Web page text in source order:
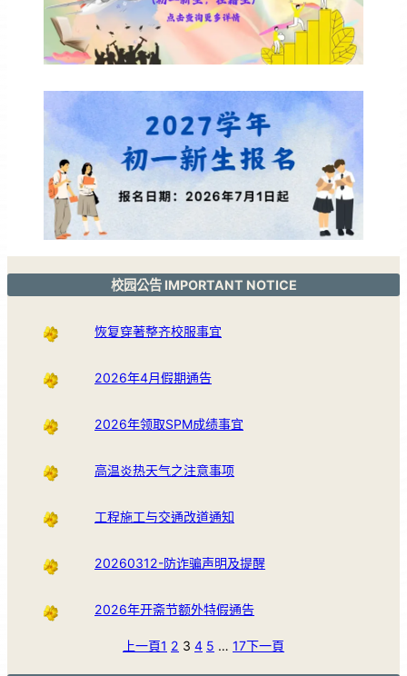
校园公告 IMPORTANT NOTICE
恢复穿著整齐校服事宜
2026年4月假期通告
2026年领取SPM成绩事宜
高温炎热天气之注意事项
工程施工与交通改道通知
20260312-防诈骗声明及提醒
2026年开斋节额外特假通告
上一頁1 2 3 4 5 … 17下一頁